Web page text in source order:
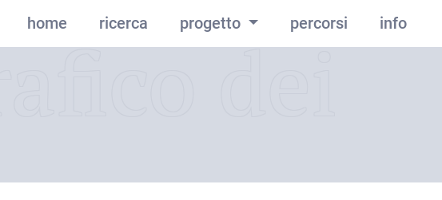
home ricerca progetto percorsi info
dei